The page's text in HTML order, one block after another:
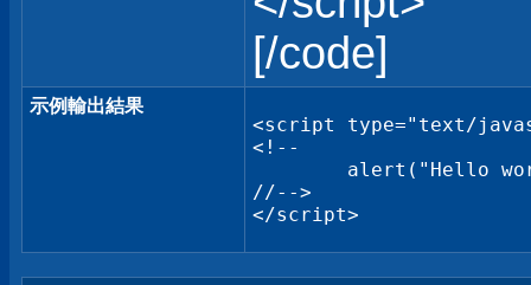
[/code]
示例輸出結果
<script type="text/
<!--
//-->
</script>